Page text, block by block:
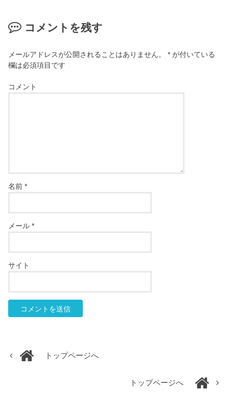
コメントを残す
メールアドレスが公開されることはありません。 * が付いている
欄は必須項目です
コメント
名前*
メール*
サイト
トップページへ
トップページへ